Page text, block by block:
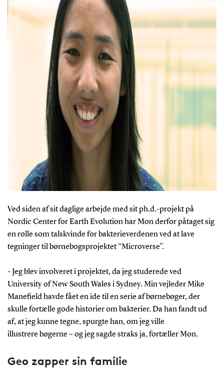
Ved siden af sit daglige arbejde med sit ph.d.-projekt på
Nordic Center for Earth Evolution har Mon derfor påtaget sig
en rolle som talskvinde for bakterieverdenen ved at lave
tegninger til børnebogsprojektet “Microverse”.
- Jeg blev involveret i projektet, da jeg studerede ved
University of New South Wales i Sydney. Min vejleder Mike
Manefield havde fået en ide til en serie af børnebøger, der
skulle fortælle gode historier om bakterier. Da han fandt ud
af, at jeg kunne tegne, spurgte han, om jeg ville
illustrere bøgerne – og jeg sagde straks ja, fortæller Mon.
Geo zapper sin familie